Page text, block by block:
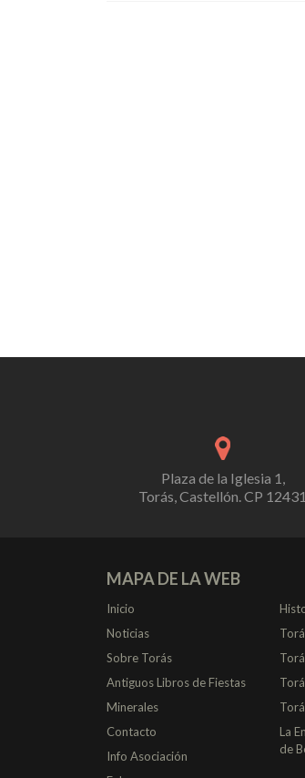
Plaza de la Iglesia 1,
Torás, Castellón. CP 12431
MAPA DE LA WEB
Inicio
Noticias
Sobre Torás
Antiguos Libros de Fiestas
Minerales
Contacto
Info Asociación
La
de